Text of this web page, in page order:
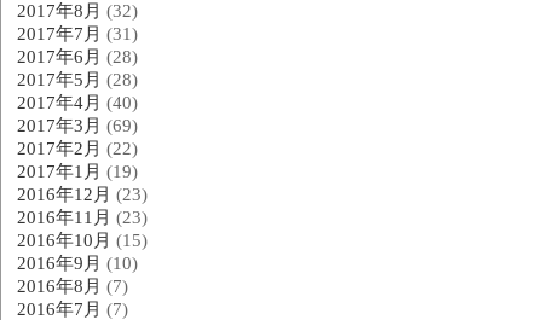
2017年8月 (32)
2017年7月 (31)
2017年6月 (28)
2017年5月 (28)
2017年4月 (40)
2017年3月 (69)
2017年2月 (22)
2017年1月 (19)
2016年12月 (23)
2016年11月 (23)
2016年10月 (15)
2016年9月 (10)
2016年8月 (7)
2016年7月 (7)